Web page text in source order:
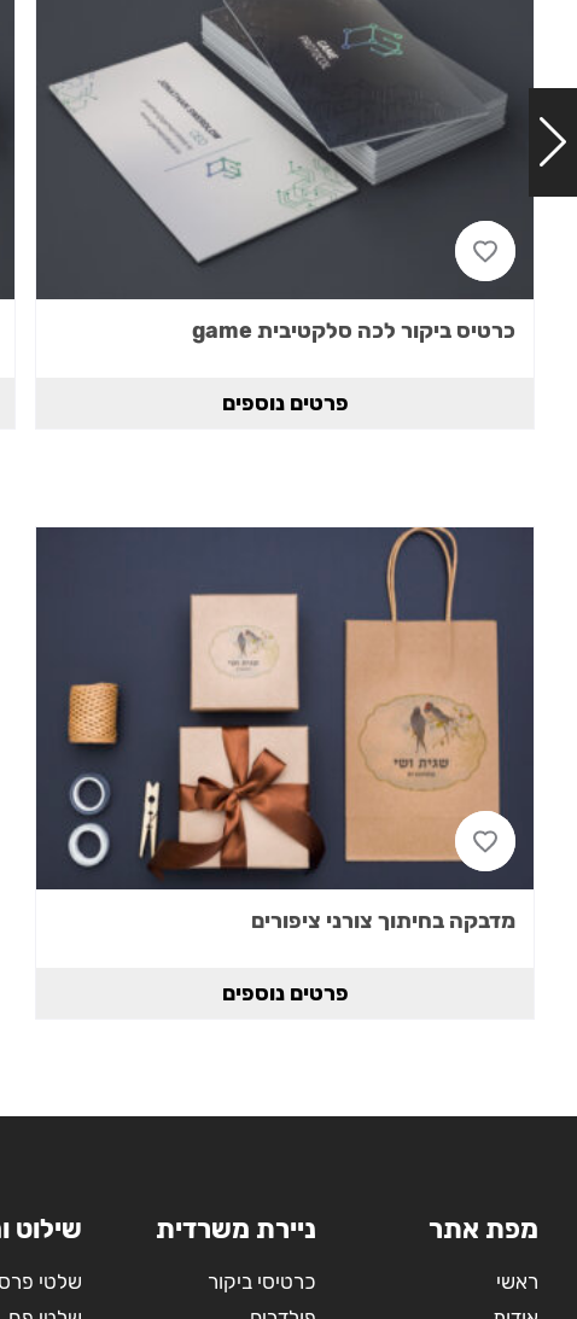
כרטיס ביקור לכה סלקטיבית game
פרטים נוספים
מדבקה בחיתוך צורני ציפורים
פרטים נוספים
מפת אתר
ראשי
ניירת משרדית
כרטיסי ביקור
שילוט
שלטי